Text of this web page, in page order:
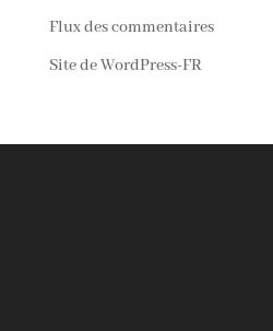
Flux des commentaires
Site de WordPress-FR